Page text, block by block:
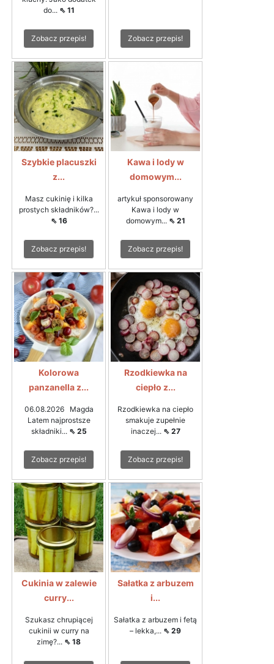
do... ⇖ 11
Zobacz przepis! Zobacz przepis!
Szybkie placuszki
z...
Masz cukinię i kilka
prostych składników?...
⇖ 16
Zobacz przepis!
Kawa i lody w
domowym...
artykuł sponsorowany
Kawa i lody w
domowym... ⇖ 21
Zobacz przepis!
Kolorowa
panzanella z...
06.08.2026 Magda
Latem najprostsze
składniki... ⇖ 25
Zobacz przepis!
Rzodkiewka na
ciepło z...
Rzodkiewka na ciepło
smakuje zupełnie
inaczej... ⇖ 27
Zobacz przepis!
Cukinia w zalewie
curry...
Szukasz chrupiącej
cukinii w curry na
zimę?... ⇖ 18
Sałatka z arbuzem
i...
Sałatka z arbuzem i fetą
– lekka,... ⇖ 29